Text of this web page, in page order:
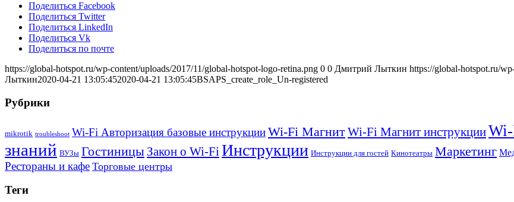
Поделиться Facebook
Поделиться Twitter
Поделиться LinkedIn
Поделиться Vk
Поделиться по почте
https://global-hotspot.ru/wp-content/uploads/2017/11/global-hotspot-logo-retina.png 0 0 Дмитрий Лыткин https://global-hotspot.ru/
Лыткин2020-04-21 13:05:452020-04-21 13:05:45BSAPS_create_role_Un-registered
Рубрики
mikrotik troubleshoot Wi-Fi Авторизация базовые инструкцииWi-Fi МагнитWi-Fi Магнит инструкцииWi-
знаний ВУЗы Гостиницы Закон о Wi-Fi Инструкции Инструкции для гостей Кинотеатры Маркетинг
Рестораны и кафе Торговые центры
Теги